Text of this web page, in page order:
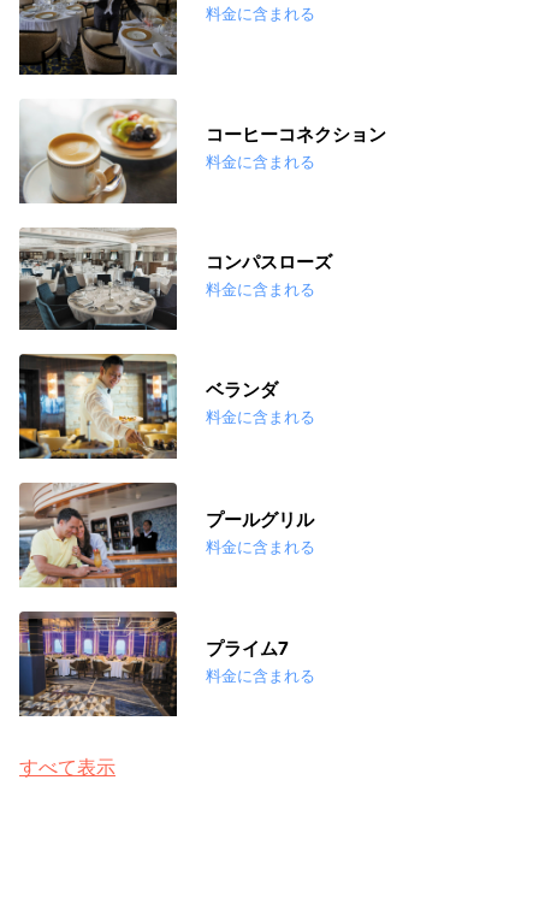
料金に含まれる
コーヒーコネクション
料金に含まれる
コンパスローズ
料金に含まれる
ベランダ
料金に含まれる
プールグリル
料金に含まれる
プライム7
料金に含まれる
すべて表示